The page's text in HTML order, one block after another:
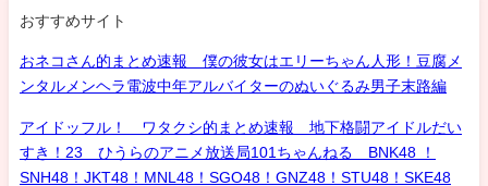
おすすめサイト
おネコさん的まとめ速報 僕の彼女はエリーちゃん人形！豆腐メ
ンタルメンヘラ電波中年アルバイターのぬいぐるみ男子末路編
アイドッフル！ ワタクシ的まとめ速報 地下格闘アイドルだい
すき！23 ひうらのアニメ放送局101ちゃんねる BNK48 ！
SNH48！JKT48！MNL48！SGO48！GNZ48！STU48！SKE48